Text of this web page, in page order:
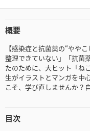
概要
【感染症と抗菌薬の“やや
整理できていない」「抗菌
たのために、大ヒット「ね
生がイラストとマンガを中
こそ、学び直しませんか？
目次